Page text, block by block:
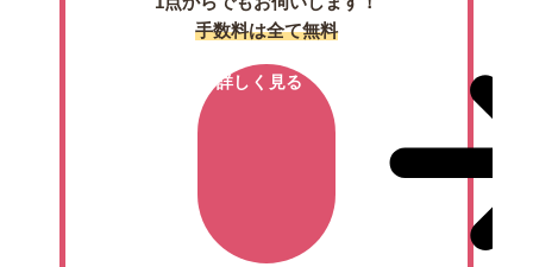
手数料は全て無料
詳しく見る